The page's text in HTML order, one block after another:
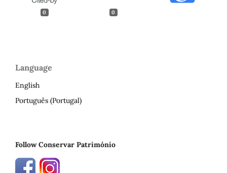
0 0
Language
English
Português (Portugal)
Follow Conservar Património